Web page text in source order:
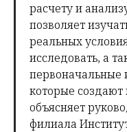
расчету и
позволяет
реальных
исследовать, а
первоначальные
которые
объясняет
филиала